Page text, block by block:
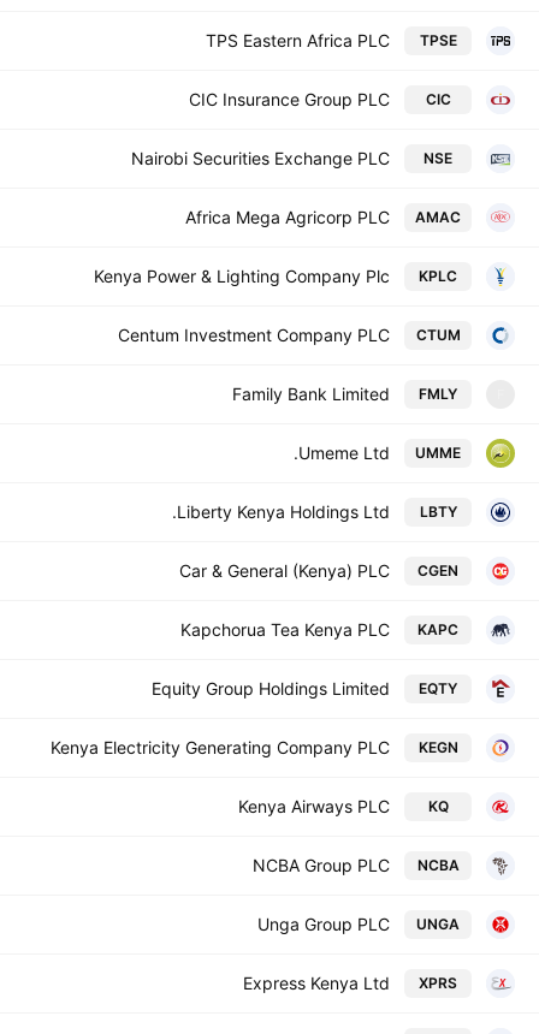
TPSE
TPS Eastern Africa PLC
CIC
CIC Insurance Group PLC
NSE
Nairobi Securities Exchange PLC
AMAC
Africa Mega Agricorp PLC
KPLC
Kenya Power & Lighting Company Plc
CTUM
Centum Investment Company PLC
FMLY
Family Bank Limited
UMME
Umeme Ltd.
LBTY
Liberty Kenya Holdings Ltd.
CGEN
Car & General (Kenya) PLC
KAPC
Kapchorua Tea Kenya PLC
EQTY
Equity Group Holdings Limited
KEGN
Kenya Electricity Generating Company PLC
KQ
Kenya Airways PLC
NCBA
NCBA Group PLC
UNGA
Unga Group PLC
XPRS
Express Kenya Ltd